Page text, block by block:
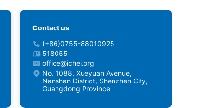
Contact us
(+86)0755-88010925
518055
office@ichei.org
No. 1088, Xueyuan Avenue,
Nanshan District, Shenzhen City,
Guangdong Province